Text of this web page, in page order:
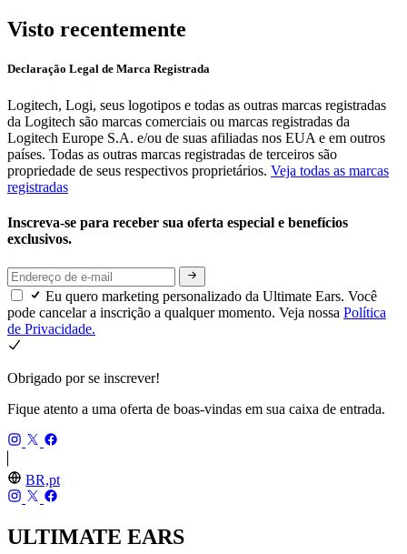
Visto recentemente
Declaração Legal de Marca Registrada
Logitech, Logi, seus logotipos e todas as outras marcas registradas
da Logitech são marcas comerciais ou marcas registradas da
Logitech Europe S.A. e/ou de suas afiliadas nos EUA e em outros
países. Todas as outras marcas registradas de terceiros são
propriedade de seus respectivos proprietários. Veja todas as marcas
registradas
Inscreva-se para receber sua oferta especial e benefícios
exclusivos.
Eu quero marketing personalizado da Ultimate Ears. Você
pode cancelar a inscrição a qualquer momento. Veja nossa Política
de Privacidade.
Obrigado por se inscrever!
Fique atento a uma oferta de boas-vindas em sua caixa de entrada.
BR,pt
ULTIMATE EARS